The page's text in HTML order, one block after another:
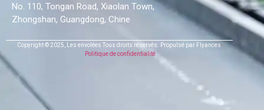
No. 110, Tongan Road, Xiaolan Town,
Zhongshan, Guangdong, Chine
Copyright © 2025, Les envolées Tous droits réservés.
Propulsé par Flyances
Politique de confidentialité